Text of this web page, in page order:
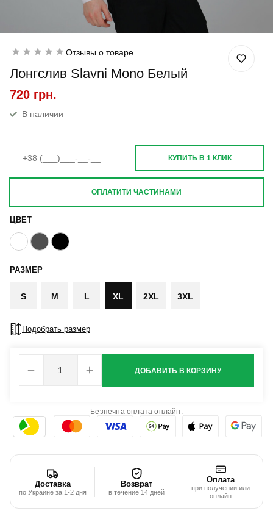
Отзывы о товаре
Лонгслив Slavni Mono Белый
720 грн.
В наличии
ЦВЕТ
РАЗМЕР
S M L XL 2XL 3XL
Подобрать размер
ДОБАВИТЬ В КОРЗИНУ
КУПИТЬ В 1 КЛИК
ОПЛАТИТИ ЧАСТИНАМИ
Безпечна оплата онлайн:
Доставка
по Украине за 1-2 дня
Возврат
в течение 14 дней
Оплата
при получении или
онлайн